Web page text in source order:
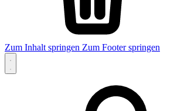
Zum Inhalt springen Zum Footer springen